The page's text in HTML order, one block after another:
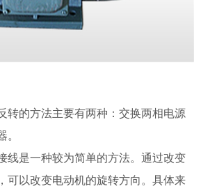
转的方法主要有两种：交换两相电源
。
线是一种较为简单的方法。通过改变
可以改变电动机的旋转方向。具体来